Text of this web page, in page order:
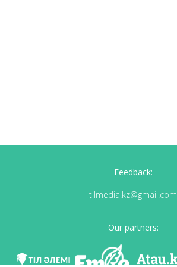
Feedback:
tilmedia.kz@gmail.com
Our partners: